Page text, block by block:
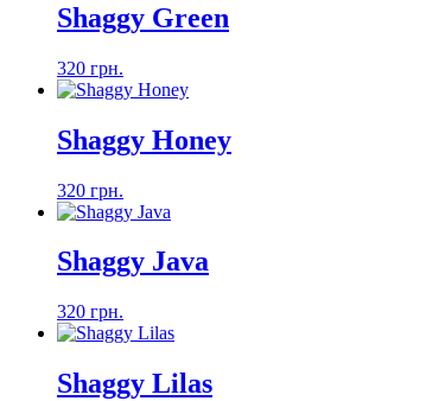
Shaggy Green
320 грн.
Shaggy Honey
320 грн.
Shaggy Java
320 грн.
Shaggy Lilas